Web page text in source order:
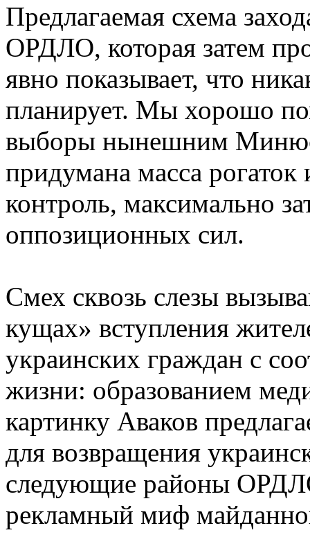
Предлагаемая схема
ОРДЛО, которая затем
явно показывает, что
планирует. Мы хорошо
выборы нынешним
придумана масса
контроль, максимально
оппозиционных сил.
Смех сквозь слезы
кущах» вступления
украинских граждан с
жизни: образованием
картинку Аваков
для возвращения
следующие районы
рекламный миф